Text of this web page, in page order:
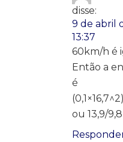
disse:
9 de abril
13:37
60km/h é
Então a
é
ou 13,9/